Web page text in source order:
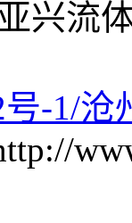
兴流
号-1/沧